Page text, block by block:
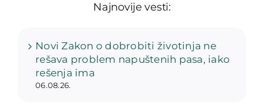
Najnovije vesti:
Novi Zakon o dobrobiti životinja ne
rešava problem napuštenih pasa, iako
rešenja ima
06.08.26.